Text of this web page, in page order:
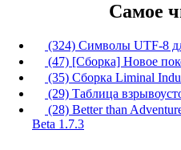
Самое
(324) Символы UTF-8
(47) [Сборка] Новое
(35) Сборка Liminal
(29) Таблица
(28) Better than
Beta 1.7.3